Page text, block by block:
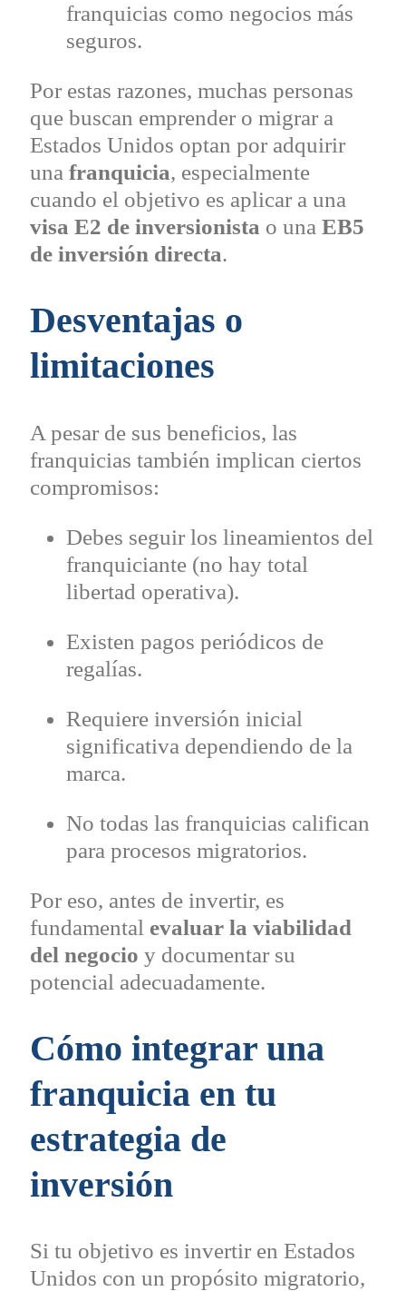
franquicias como negocios más
seguros.
Por estas razones, muchas personas
que buscan emprender o migrar a
Estados Unidos optan por adquirir
una franquicia, especialmente
cuando el objetivo es aplicar a una
visa E2 de inversionista o una EB5
de inversión directa.
Desventajas o
limitaciones
A pesar de sus beneficios, las
franquicias también implican ciertos
compromisos:
Debes seguir los lineamientos del
franquiciante (no hay total
libertad operativa).
Existen pagos periódicos de
regalías.
Requiere inversión inicial
significativa dependiendo de la
marca.
No todas las franquicias califican
para procesos migratorios.
Por eso, antes de invertir, es
fundamental evaluar la viabilidad
del negocio y documentar su
potencial adecuadamente.
Cómo integrar una
franquicia en tu
estrategia de
inversión
Si tu objetivo es invertir en Estados
Unidos con un propósito migratorio,